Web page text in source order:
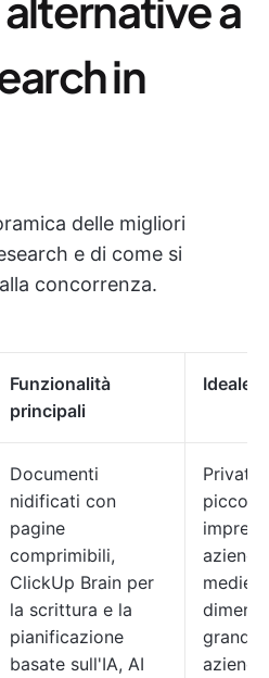
in
delle migliori
e di come si
concorrenza.
Funzionalità
principali
Ideale
Documenti
nidificati con
pagine
comprimibili,
ClickUp Brain per
la scrittura e la
pianificazione
basate sull'IA, AI
Privati,
piccole
medie
grandi
aziende